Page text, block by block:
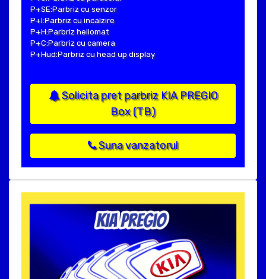
P+SE:Parbriz cu senzor
P+I:Parbriz cu incalzire
P+H:Parbriz heliomat
P+C:Parbriz cu camera
P+Hud:Parbriz cu head up display
Solicita pret parbriz KIA PREGIO
Box (TB)
Suna vanzatorul